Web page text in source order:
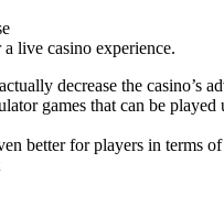
live casino experience.
decrease the casino’s
games that can be
better for players in terms